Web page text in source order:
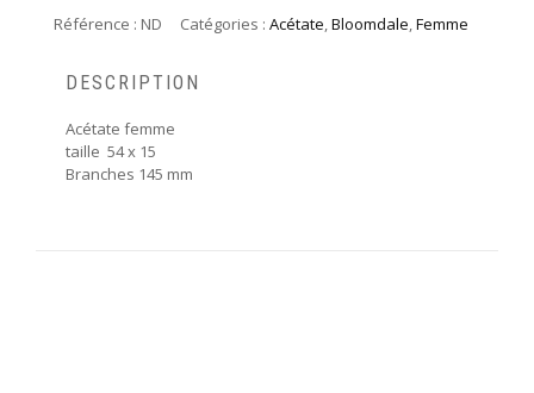
Référence : ND Catégories : Acétate,Bloomdale,Femme
DESCRIPTION
Acétate femme
taille 54 x 15
Branches 145 mm